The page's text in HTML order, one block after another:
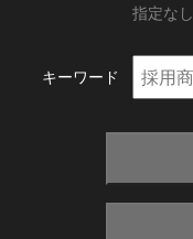
指定なし
キーワード